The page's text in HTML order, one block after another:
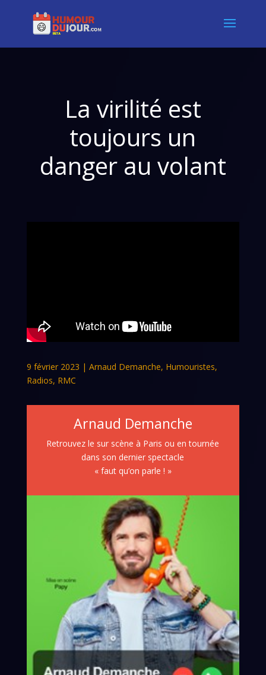
La virilité est
toujours un
danger au volant
9 février 2023 | Arnaud Demanche, Humouristes,
Radios, RMC
Arnaud Demanche
Retrouvez le sur scène à Paris ou en tournée
dans son dernier spectacle
« faut qu’on parle ! »